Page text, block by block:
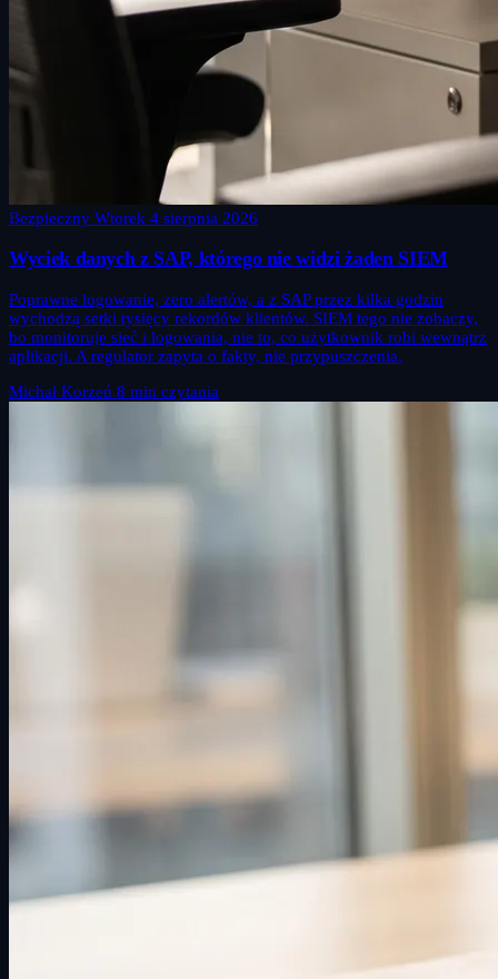
Bezpieczny Wtorek 4 sierpnia 2026
Wyciek danych z SAP, którego nie widzi żaden SIEM
Poprawne logowanie, zero alertów, a z SAP przez kilka godzin
wychodzą setki tysięcy rekordów klientów. SIEM tego nie zobaczy,
bo monitoruje sieć i logowania, nie to, co użytkownik robi wewnątrz
aplikacji. A regulator zapyta o fakty, nie przypuszczenia.
Michał Korzeń 8 min czytania